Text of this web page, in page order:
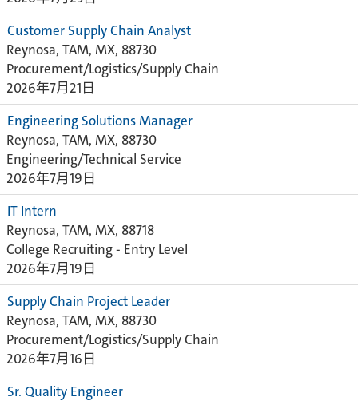
Customer Supply Chain Analyst
Reynosa, TAM, MX, 88730
Procurement/Logistics/Supply Chain
2026年7月21日
Engineering Solutions Manager
Reynosa, TAM, MX, 88730
Engineering/Technical Service
2026年7月19日
IT Intern
Reynosa, TAM, MX, 88718
College Recruiting - Entry Level
2026年7月19日
Supply Chain Project Leader
Reynosa, TAM, MX, 88730
Procurement/Logistics/Supply Chain
2026年7月16日
Sr. Quality Engineer